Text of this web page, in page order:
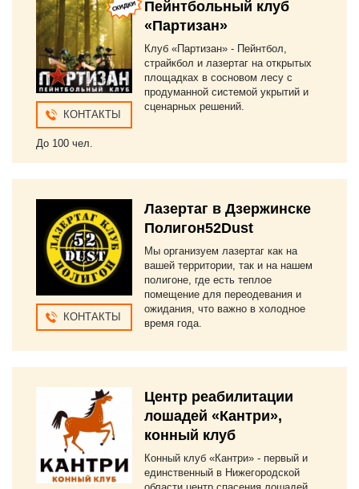
КОНТАКТЫ
До 100 чел.
Пейнтбольный клуб
«Партизан»
Клуб «Партизан» - Пейнтбол,
страйкбол и лазертаг на открытых
площадках в сосновом лесу с
продуманной системой укрытий и
сценарных решений.
КОНТАКТЫ
Лазертаг в Дзержинске
Полигон52Dust
Мы организуем лазертаг как на
вашей территории, так и на нашем
полигоне, где есть теплое
помещение для переодевания и
ожидания, что важно в холодное
время года.
Центр реабилитации
лошадей «Кантри»,
конный клуб
Конный клуб «Кантри» - первый и
единственный в Нижегородской